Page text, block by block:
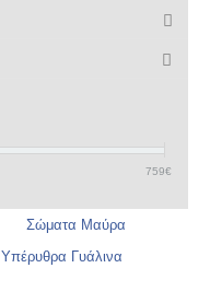
759€
Σώματα Μαύρα
Υπέρυθρα Γυάλινα